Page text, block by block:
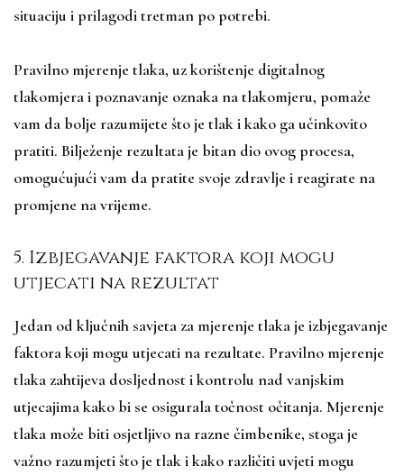
situaciju i prilagodi tretman po potrebi.
Pravilno mjerenje tlaka, uz korištenje digitalnog
tlakomjera i poznavanje oznaka na tlakomjeru, pomaže
vam da bolje razumijete što je tlak i kako ga učinkovito
pratiti. Bilježenje rezultata je bitan dio ovog procesa,
omogućujući vam da pratite svoje zdravlje i reagirate na
promjene na vrijeme.
5. Izbjegavanje faktora koji mogu
utjecati na rezultat
Jedan od ključnih savjeta za mjerenje tlaka je izbjegavanje
faktora koji mogu utjecati na rezultate. Pravilno mjerenje
tlaka zahtijeva dosljednost i kontrolu nad vanjskim
utjecajima kako bi se osigurala točnost očitanja. Mjerenje
tlaka može biti osjetljivo na razne čimbenike, stoga je
važno razumjeti što je tlak i kako različiti uvjeti mogu